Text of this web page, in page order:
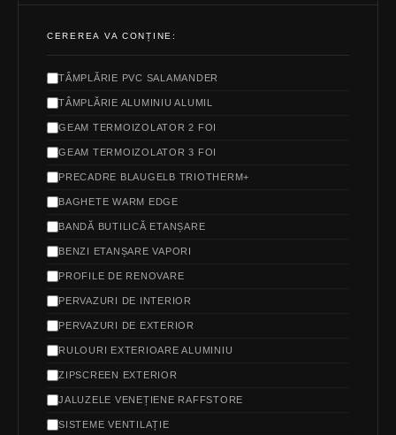
CEREREA VA CONȚINE:
TÂMPLĂRIE PVC SALAMANDER
TÂMPLĂRIE ALUMINIU ALUMIL
GEAM TERMOIZOLATOR 2 FOI
GEAM TERMOIZOLATOR 3 FOI
PRECADRE BLAUGELB TRIOTHERM+
BAGHETE WARM EDGE
BANDĂ BUTILICĂ ETANȘARE
BENZI ETANȘARE VAPORI
PROFILE DE RENOVARE
PERVAZURI DE INTERIOR
PERVAZURI DE EXTERIOR
RULOURI EXTERIOARE ALUMINIU
ZIPSCREEN EXTERIOR
JALUZELE VENEȚIENE RAFFSTORE
SISTEME VENTILAȚIE